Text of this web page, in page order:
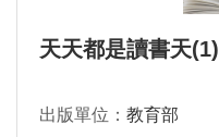
天天都是讀書天(1)
出版單位： 教育部